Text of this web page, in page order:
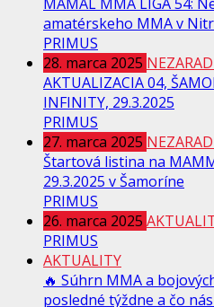
amatérskeho MMA v
PRIMUS
28. marca 2025
AKTUALIZACIA 04,
INFINITY, 29.3.2025
PRIMUS
27. marca 2025
Štartová listina na
29.3.2025 v Šamoríne
PRIMUS
26. marca 2025
PRIMUS
AKTUALITY
🔥 Súhrn MMA a
posledné týždne a čo